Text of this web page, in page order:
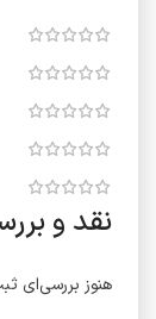
نقد و
هنوز بررسی‌ای